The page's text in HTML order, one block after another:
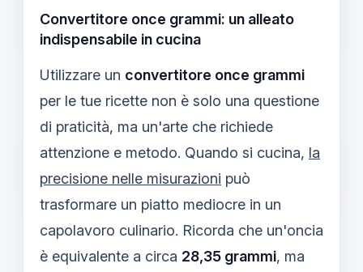
Convertitore once grammi: un alleato
indispensabile in cucina
Utilizzare un convertitore once grammi
per le tue ricette non è solo una questione
di praticità, ma un'arte che richiede
attenzione e metodo. Quando si cucina, la
precisione nelle misurazioni può
trasformare un piatto mediocre in un
capolavoro culinario. Ricorda che un'oncia
è equivalente a circa 28,35 grammi, ma